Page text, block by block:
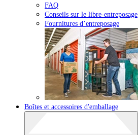
FAQ
Conseils sur le libre-entreposage
Fournitures d’entreposage
Boîtes et accessoires d'emballage